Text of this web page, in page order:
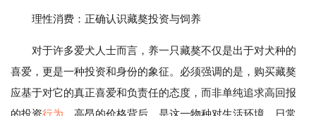
理性消费：正确认识藏獒投资与饲养
对于许多爱犬人士而言，养一只藏獒不仅是出于对犬种的
喜爱，更是一种投资和身份的象征。必须强调的是，购买藏獒
应基于对它的真正喜爱和负责任的态度，而非单纯追求高回报
的投资行为 。高昂的价格背后，是这一物种对生活环境、日常